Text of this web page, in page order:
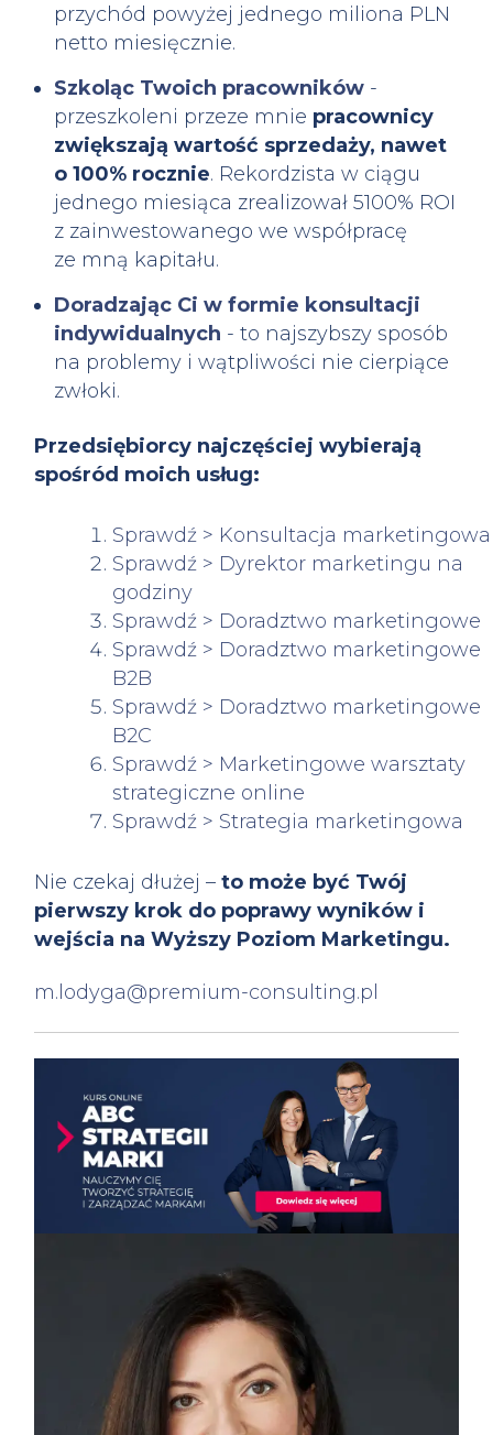
przychód powyżej jednego miliona PLN
netto miesięcznie.
Szkoląc Twoich pracowników -
przeszkoleni przeze mnie pracownicy
zwiększają wartość sprzedaży, nawet
o 100% rocznie. Rekordzista w ciągu
jednego miesiąca zrealizował 5100% ROI
z zainwestowanego we współpracę
ze mną kapitału.
Doradzając Ci w formie konsultacji
indywidualnych - to najszybszy sposób
na problemy i wątpliwości nie cierpiące
zwłoki.
Przedsiębiorcy najczęściej wybierają
spośród moich usług:
Sprawdź > Konsultacja marketingowa
Sprawdź > Dyrektor marketingu na
godziny
Sprawdź > Doradztwo marketingowe
Sprawdź > Doradztwo marketingowe
B2B
Sprawdź > Doradztwo marketingowe
B2C
Sprawdź > Marketingowe warsztaty
strategiczne online
Sprawdź > Strategia marketingowa
Nie czekaj dłużej – to może być Twój
pierwszy krok do poprawy wyników i
wejścia na Wyższy Poziom Marketingu.
m.lodyga@premium-consulting.pl